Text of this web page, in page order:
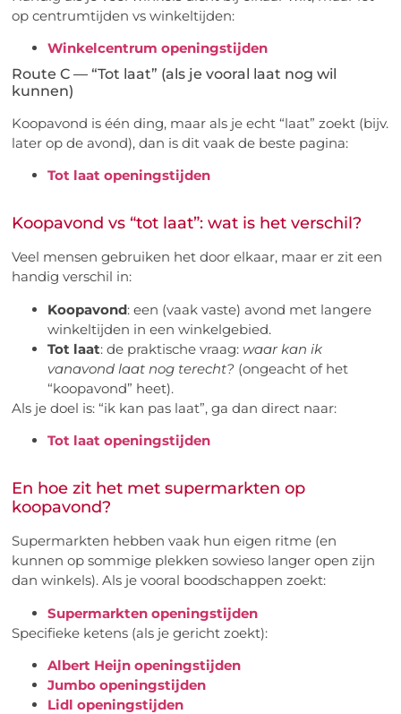
op centrumtijden vs winkeltijden:
Winkelcentrum openingstijden
Route C — “Tot laat” (als je vooral laat nog wil
kunnen)
Koopavond is één ding, maar als je echt “laat” zoekt (bijv.
later op de avond), dan is dit vaak de beste pagina:
Tot laat openingstijden
Koopavond vs “tot laat”: wat is het verschil?
Veel mensen gebruiken het door elkaar, maar er zit een
handig verschil in:
Koopavond: een (vaak vaste) avond met langere
winkeltijden in een winkelgebied.
Tot laat: de praktische vraag: waar kan ik
vanavond laat nog terecht? (ongeacht of het
“koopavond” heet).
Als je doel is: “ik kan pas laat”, ga dan direct naar:
Tot laat openingstijden
En hoe zit het met supermarkten op
koopavond?
Supermarkten hebben vaak hun eigen ritme (en
kunnen op sommige plekken sowieso langer open zijn
dan winkels). Als je vooral boodschappen zoekt:
Supermarkten openingstijden
Specifieke ketens (als je gericht zoekt):
Albert Heijn openingstijden
Jumbo openingstijden
Lidl openingstijden